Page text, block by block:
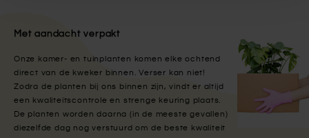
Met aandacht verpakt
Onze kamer- en tuinplanten komen elke ochtend
direct van de kweker binnen. Verser kan niet!
Zodra de planten bij ons binnen zijn, vindt er altijd
een kwaliteitscontrole en strenge keuring plaats.
De planten worden daarna (in de meeste gevallen)
diezelfde dag nog verstuurd om de beste kwaliteit